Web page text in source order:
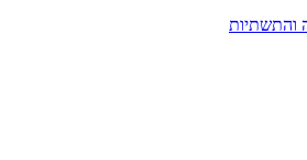
והתשתיות